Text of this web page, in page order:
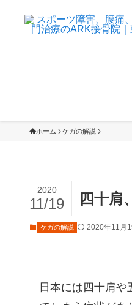
ホーム ケガの解説
四十肩
2020
11/19
ケガの解説 2020年11月
日本には四十肩